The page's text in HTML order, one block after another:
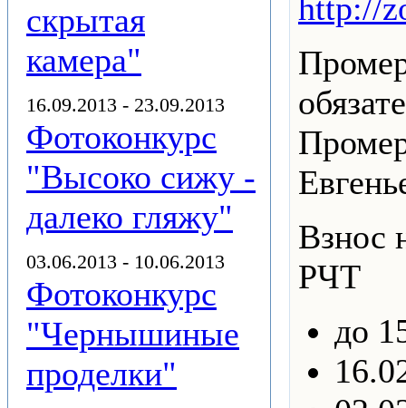
скрытая
камера"
16.09.2013 - 23.09.2013
Фотоконкурс
"Высоко сижу -
далеко гляжу"
03.06.2013 - 10.06.2013
Фотоконкурс
"Чернышиные
проделки"
http://
Взнос
РЧТ
до